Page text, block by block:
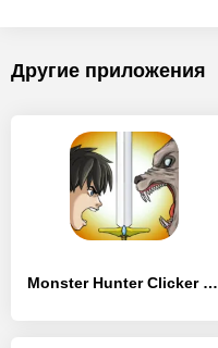
Другие приложения
Monster Hunter Clicker : RPG Idle game